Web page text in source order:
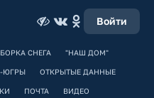
Войти
СНЕГА "НАШ ДОМ"
ЮГРЫ ОТКРЫТЫЕ ДАННЫЕ
ПОЧТА ВИДЕО